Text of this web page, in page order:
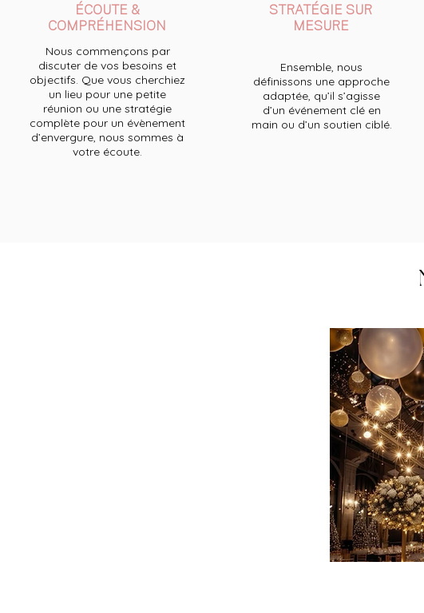
ÉCOUTE &
COMPRÉHENSION
Nous commençons par
discuter de vos besoins et
objectifs. Que vous cherchiez
un lieu pour une petite
réunion ou une stratégie
complète pour un évènement
d’envergure, nous sommes à
votre écoute.
STRATÉGIE SUR
MESURE
Ensemble, nous
définissons une approche
adaptée, qu’il s’agisse
d’un événement clé en
main ou d’un soutien ciblé.